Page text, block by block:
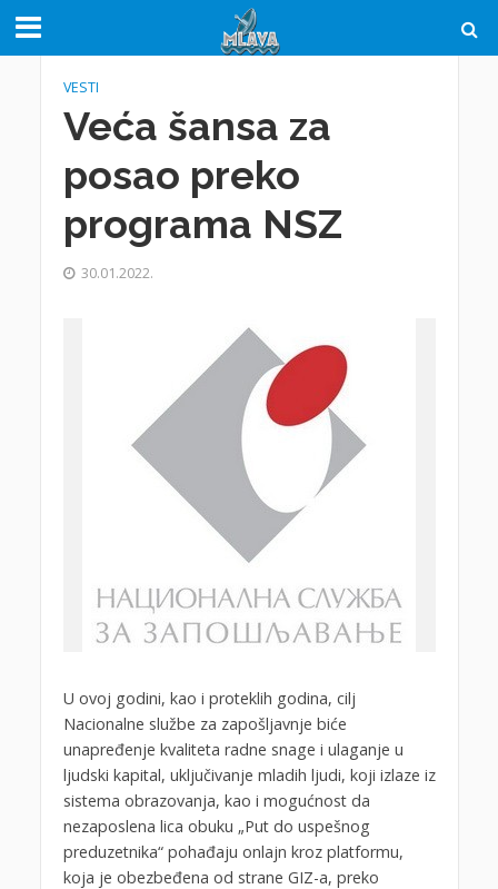
VESTI
Veća šansa za
posao preko
programa NSZ
30.01.2022.
U ovoj godini, kao i proteklih godina, cilj
Nacionalne službe za zapošljavnje biće
unapređenje kvaliteta radne snage i ulaganje u
ljudski kapital, uključivanje mladih ljudi, koji izlaze iz
sistema obrazovanja, kao i mogućnost da
nezaposlena lica obuku „Put do uspešnog
preduzetnika“ pohađaju onlajn kroz platformu,
koja je obezbeđena od strane GIZ-a, preko